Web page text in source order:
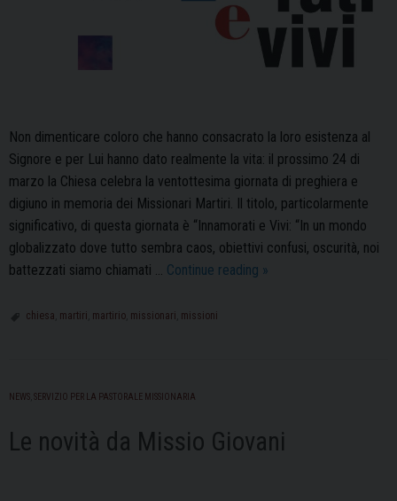
Non dimenticare coloro che hanno consacrato la loro esistenza al
Signore e per Lui hanno dato realmente la vita: il prossimo 24 di
marzo la Chiesa celebra la ventottesima giornata di preghiera e
digiuno in memoria dei Missionari Martiri. Il titolo, particolarmente
significativo, di questa giornata è “Innamorati e Vivi: “In un mondo
globalizzato dove tutto sembra caos, obiettivi confusi, oscurità, noi
battezzati siamo chiamati … Continue reading La
Missionari
»
chiesa martiri martirio missionari missioni
NEWS SERVIZIO PER LA PASTORALE MISSIONARIA
Le novità da Missio Giovani